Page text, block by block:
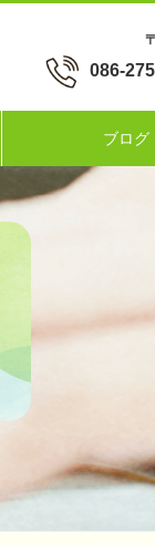
086-
ブログ